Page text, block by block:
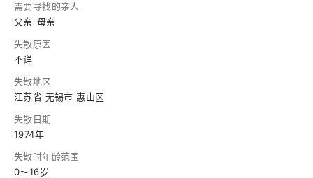
需要寻找的亲人
父亲 母亲
失散原因
不详
失散地区
江苏省 无锡市 惠山区
失散日期
1974年
失散时年龄范围
0～16岁